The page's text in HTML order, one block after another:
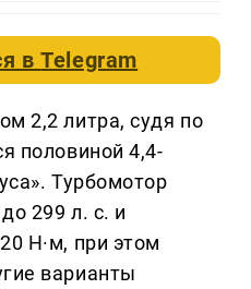
вTelegram
2,2 литра, судя по
половиной 4,4-
Турбомотор
299 л. с. и
Н·м, при этом
варианты